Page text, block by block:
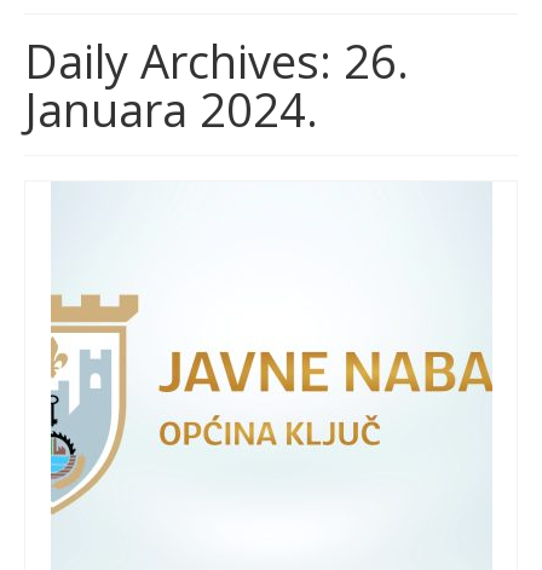
Službeni glasnici
Javne nabavke
Značajni datumi i manifestacije
Daily Archives: 26.
Januara 2024.